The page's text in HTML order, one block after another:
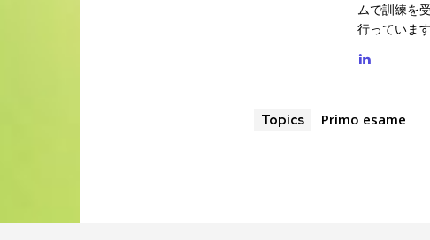
ムで訓練を
行っていま
Topics Primo esame